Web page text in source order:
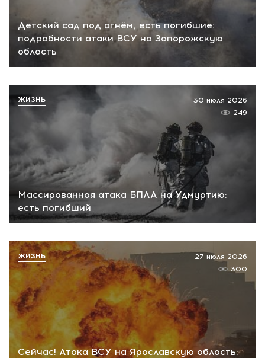
Детский сад под огнём, есть погибшие:
подробности атаки ВСУ на Запорожскую
область
Массированная атака БПЛА на Удмуртию:
есть погибший
30 июля 2026
249
ЖИЗНЬ
Сейчас! Атака ВСУ на Ярославскую область:
27 июля 2026
300
ЖИЗНЬ